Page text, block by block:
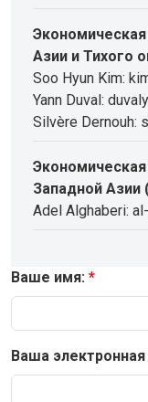
Азии и Тихого
Soo Hyun Kim:
Yann Duval:
Silvère Dernouh:
Западной Азии
Adel Alghaberi:
Ваше имя:
Ваша электронная